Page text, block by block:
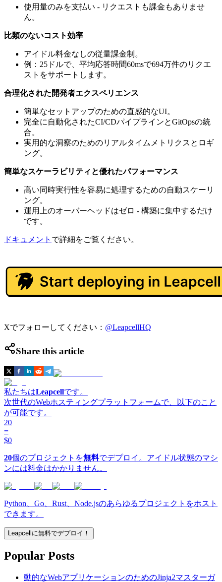
使用量のみを支払い - リクエストも課金もありませ
ん。
比類のないコスト効率
アイドル料金なしの従量課金制。
例：25ドルで、平均応答時間60msで694万件のリクエ
ストをサポートします。
合理化された開発者エクスペリエンス
簡単なセットアップのための直感的なUI。
完全に自動化されたCI/CDパイプラインとGitOpsの統
合。
実用的な洞察のためのリアルタイムメトリクスとロギ
ング。
簡単なスケーラビリティと優れたパフォーマンス
高い同時実行性を容易に処理するための自動スケーリ
ング。
運用上のオーバーヘッドはゼロ - 構築に集中するだけ
です。
ドキュメント で詳細をご覧ください。
Xでフォローしてください： @LeapcellHQ
Share this article
私たちはLeapcellです。
次世代のWebホスティングプラットフォームで、以下のこと
が可能です。
20
=
$0
20個のプロジェクトを無料でデプロイ。アイドル状態のマシ
ンには料金はかかりません。
Python、Go、Rust、Node.jsのあらゆるプロジェクトをホスト
できます。
Leapcellに無料でデプロイ！
Popular Posts
動的なWebアプリケーションのためのJinja2マスターガ